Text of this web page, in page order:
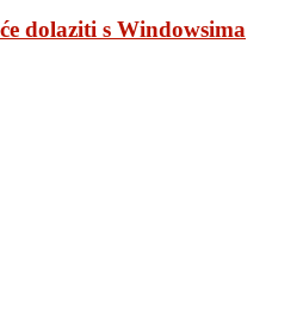
dolaziti s Windowsima